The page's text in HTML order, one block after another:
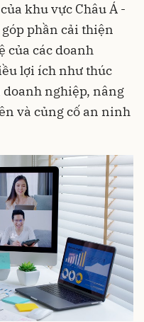
khu vực Châu Á -
phần cải thiện
của các doanh
lợi ích như thúc
doanh nghiệp, nâng
và củng cố an ninh